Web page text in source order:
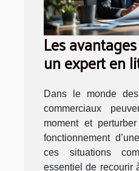
Les
un expert en
commerciaux
Dans le monde
commerciaux
moment et
fonctionnement
ces situations
essentiel de recourir